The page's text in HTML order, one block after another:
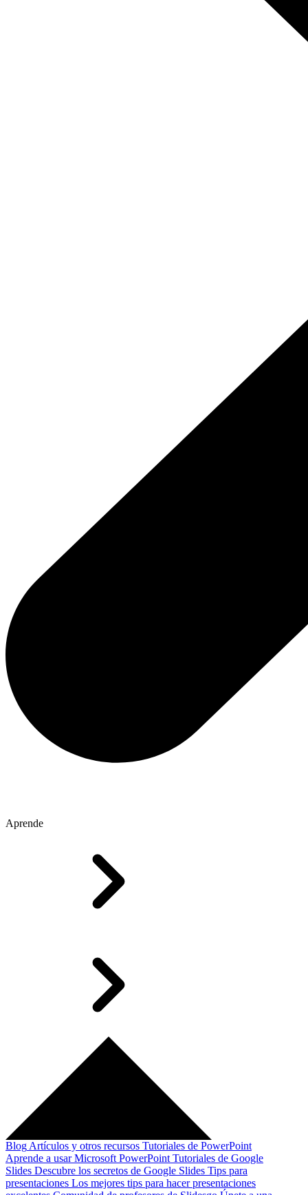
Aprende
Blog Artículos y otros recursos Tutoriales de PowerPoint
Aprende a usar Microsoft PowerPoint Tutoriales de Google
Slides Descubre los secretos de Google Slides Tips para
presentaciones Los mejores tips para hacer presentaciones